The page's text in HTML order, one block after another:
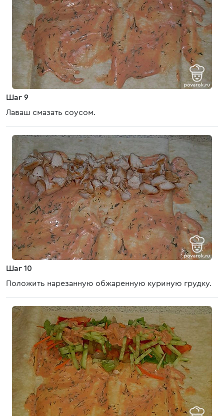
Шаг 9
Лаваш смазать соусом.
Шаг 10
Положить нарезанную обжаренную куриную грудку.